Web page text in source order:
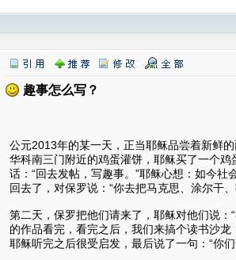
趣事怎么写？
趣事怎么
公元2013年的某一天，正当耶稣品尝着新鲜
华科南三门附近的鸡蛋灌饼，耶稣买了一个
话：“回去发帖，写趣事。”耶稣心想：如今
回去了，对保罗说：“你去把马克思、涂尔干
第二天，保罗把他们请来了，耶稣对他们说
的作品看完，看完之后，我们来搞个读书沙
耶稣听完之后很受启发，最后说了一句：“你